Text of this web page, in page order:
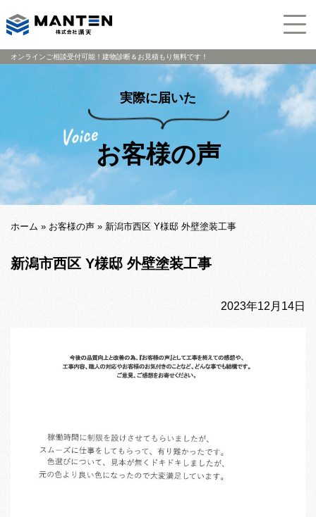
オンラインご相談受付可能！建物診断＆お見積もり無料です！
実際に届いた
お客様の声
ホーム » お客様の声 » 新潟市西区 Y様邸 外壁塗装工事
新潟市西区 Y様邸 外壁塗装工事
2023年12月14日